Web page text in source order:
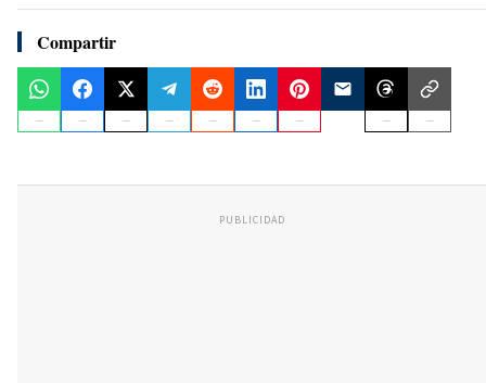
Compartir
PUBLICIDAD